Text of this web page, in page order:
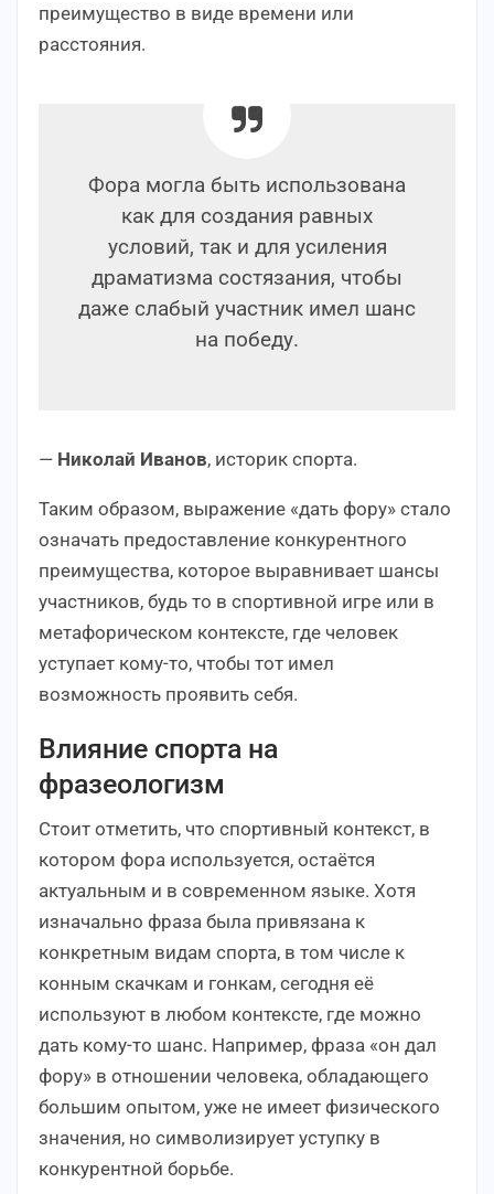
преимущество в виде времени или
расстояния.
Фора могла быть использована
как для создания равных
условий, так и для усиления
драматизма состязания, чтобы
даже слабый участник имел шанс
на победу.
— Николай Иванов, историк спорта.
Таким образом, выражение «дать фору» стало
означать предоставление конкурентного
преимущества, которое выравнивает шансы
участников, будь то в спортивной игре или в
метафорическом контексте, где человек
уступает кому-то, чтобы тот имел
возможность проявить себя.
Влияние спорта на
фразеологизм
Стоит отметить, что спортивный контекст, в
котором фора используется, остаётся
актуальным и в современном языке. Хотя
изначально фраза была привязана к
конкретным видам спорта, в том числе к
конным скачкам и гонкам, сегодня её
используют в любом контексте, где можно
дать кому-то шанс. Например, фраза «он дал
фору» в отношении человека, обладающего
большим опытом, уже не имеет физического
значения, но символизирует уступку в
конкурентной борьбе.